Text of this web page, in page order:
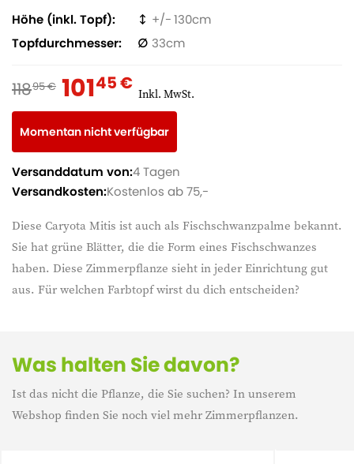
Diese Caryota Mitis ist auch als Fischschwanzpalme bekannt.
Sie hat grüne Blätter, die die Form eines Fischschwanzes
haben. Diese Zimmerpflanze sieht in jeder Einrichtung gut
aus. Für welchen Farbtopf wirst du dich entscheiden?
Höhe (inkl. Topf)
130
Topfdurchmesser
33
Momentan nicht verfügbar
11895 € 10145 € Inkl. MwSt.
Versanddatum von:4 Tagen
Versandkosten:Kostenlos ab 75,-
Was halten Sie davon?
Ist das nicht die Pflanze, die Sie suchen? In unserem
Webshop finden Sie noch viel mehr Zimmerpflanzen.